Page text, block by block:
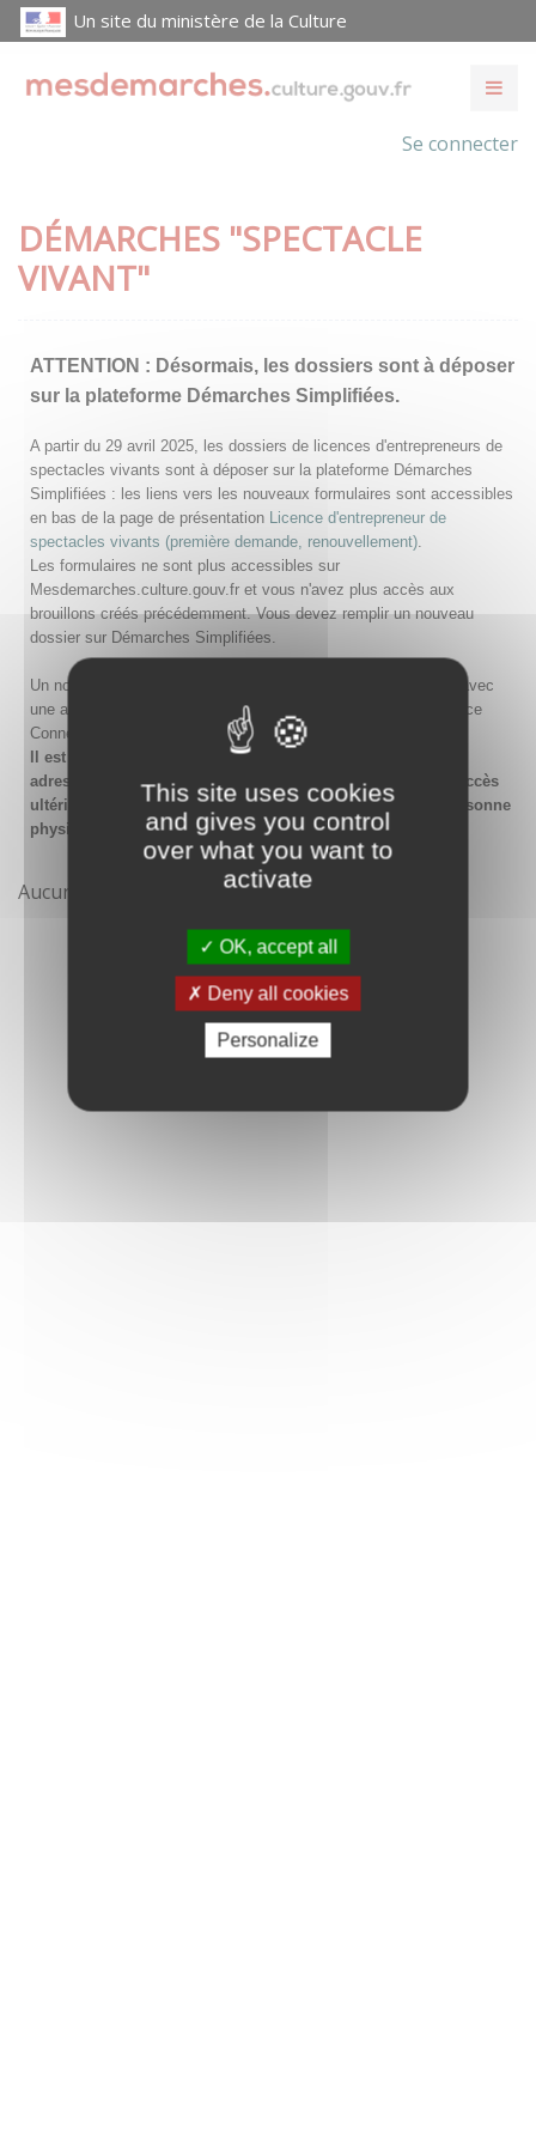
This site uses cookies
and gives you control
over what you want to
activate
OK, accept all
Deny all cookies
Personalize
Un site du ministère de la Culture
Se connecter
DÉMARCHES "SPECTACLE
VIVANT"
ATTENTION : Désormais, les dossiers sont à déposer
sur la plateforme Démarches Simplifiées.
A partir du 29 avril 2025, les dossiers de licences d'entrepreneurs de
spectacles vivants sont à déposer sur la plateforme Démarches
Simplifiées : les liens vers les nouveaux formulaires sont accessibles
en bas de la page de présentation Licence d'entrepreneur de
spectacles vivants (première demande, renouvellement).
Les formulaires ne sont plus accessibles sur
Mesdemarches.culture.gouv.fr et vous n'avez plus accès aux
brouillons créés précédemment. Vous devez remplir un nouveau
dossier sur Démarches Simplifiées.
Un nouveau compte doit être créé sur Démarches Simplifiées avec
une adresse email et un mot de passe, ou en passant par France
Connect.
Il est conseillé lors de la création du compte de saisir une
adresse email générique de l'organisme afin de garantir l'accès
ultérieur au compte même en cas de changement de la personne
physique gestionnaire.
Aucune démarche pour le moment